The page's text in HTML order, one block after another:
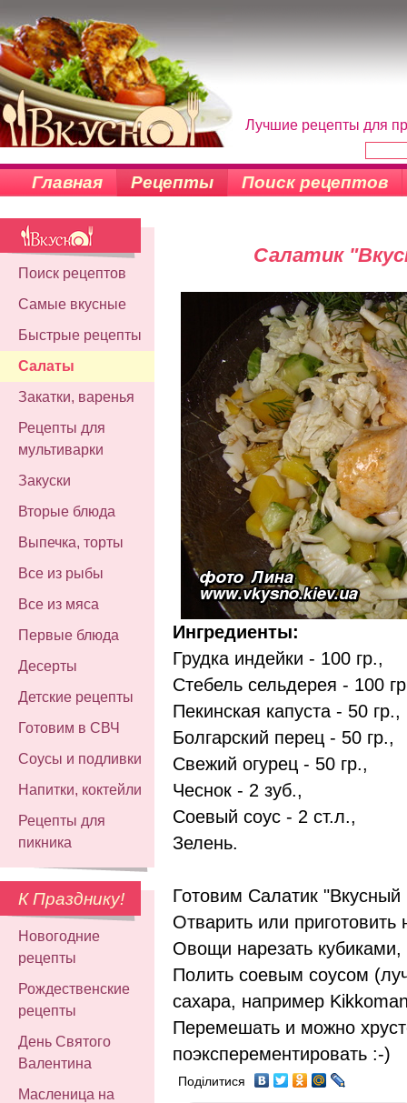
Лучшие рецепты для
Главная Рецепты Поиск рецептов
Поиск рецептов
Самые вкусные
Быстрые рецепты
Салаты
Закатки, варенья
Рецепты для
мультиварки
Закуски
Вторые блюда
Выпечка, торты
Все из рыбы
Все из мяса
Первые блюда
Десерты
Детские рецепты
Готовим в СВЧ
Соусы и подливки
Напитки, коктейли
Рецепты для
пикника
К Празднику!
Новогодние
рецепты
Рождественские
рецепты
День Святого
Валентина
Масленица на
Салатик
Ингредиенты:
Грудка индейки - 100 гр.,
Стебель сельдерея - 100
Пекинская капуста - 50 гр.,
Болгарский перец - 50 гр.,
Свежий огурец - 50 гр.,
Чеснок - 2 зуб.,
Соевый соус - 2 ст.л.,
Зелень.
Готовим Салатик
Отварить или приготовить
Овощи нарезать кубиками,
Полить соевым соусом
сахара, например
Перемешать и можно
поэксперементировать :-)
Поділитися